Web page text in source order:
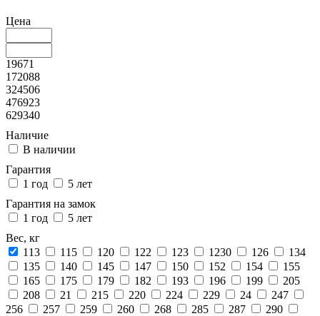
Цена
19671
172088
324506
476923
629340
Наличие
В наличии
Гарантия
1 год
5 лет
Гарантия на замок
1 год
5 лет
Вес, кг
113
115 120 122 123 1230 126
134
135
140 145 147 150 152 154
155
165
175 179 182 193 196 199
205
208
21 215 220 224 229 24
247
256
257 259 260 268 285 287
290